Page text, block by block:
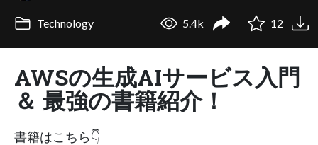
Technology 5.4k 12
AWSの生成AIサービス入門
＆ 最強の書籍紹介！
書籍はこちら👇